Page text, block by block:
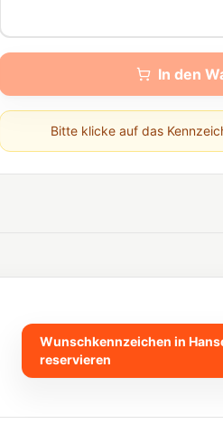
In den
Bitte klicke auf das
Wunschkennzeichen in
reservieren